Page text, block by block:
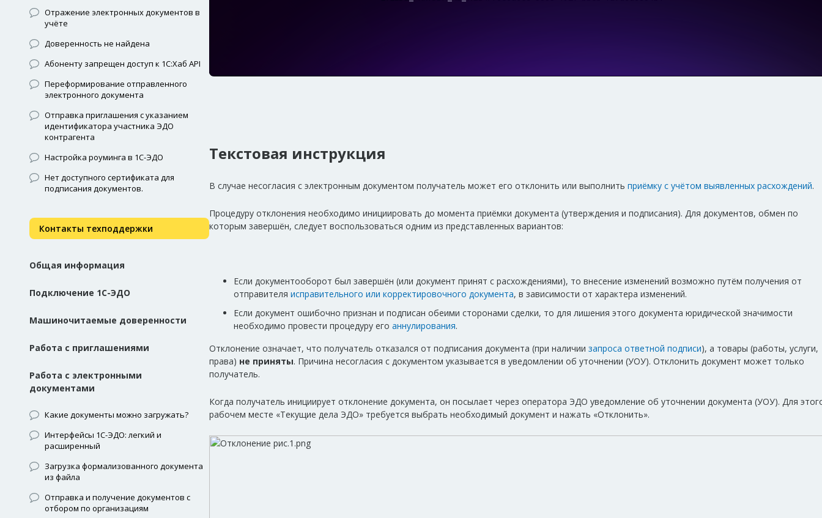
Отражение электронных документов в
учёте
Доверенность не найдена
Абоненту запрещен доступ к 1С:Хаб API
Переформирование отправленного
электронного документа
Отправка приглашения с указанием
идентификатора участника ЭДО
контрагента
Настройка роуминга в 1С-ЭДО
Нет доступного сертификата для
подписания документов.
Контакты техподдержки
Общая информация
Подключение 1С-ЭДО
Машиночитаемые доверенности
Работа с приглашениями
Работа с электронными
документами
Какие документы можно загружать?
Интерфейсы 1С-ЭДО: легкий и
расширенный
Загрузка формализованного документа
из файла
Отправка и получение документов с
отбором по организациям
Текстовая инструкция
В случае несогласия с электронным документом получатель может его отклонить или выполнить приёмку с учётом выявленных расхождений.
Процедуру отклонения необходимо инициировать до момента приёмки документа (утверждения и подписания). Для документов, обмен по
которым завершён, следует воспользоваться одним из представленных вариантов:
Если документооборот был завершён (или документ принят с расхождениями), то внесение изменений возможно путём получения от
отправителя исправительного или корректировочного документа, в зависимости от характера изменений.
Если документ ошибочно признан и подписан обеими сторонами сделки, то для лишения этого документа юридической значимости
необходимо провести процедуру его аннулирования.
Отклонение означает, что получатель отказался от подписания документа (при наличии запроса ответной подписи), а товары (работы, услуги,
права) не приняты. Причина несогласия с документом указывается в уведомлении об уточнении (УОУ). Отклонить документ может только
получатель.
Когда получатель инициирует отклонение документа, он посылает через оператора ЭДО уведомление об уточнении документа (УОУ). Для
рабочем месте «Текущие дела ЭДО» требуется выбрать необходимый документ и нажать «Отклонить».